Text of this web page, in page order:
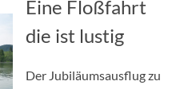
Eine Floßfahrt
die ist lustig
Der Jubiläumsausflug zu